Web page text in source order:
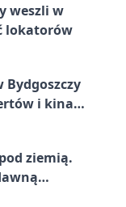
weszli w
lokatorów
Bydgoszczy
i kina
ziemią.